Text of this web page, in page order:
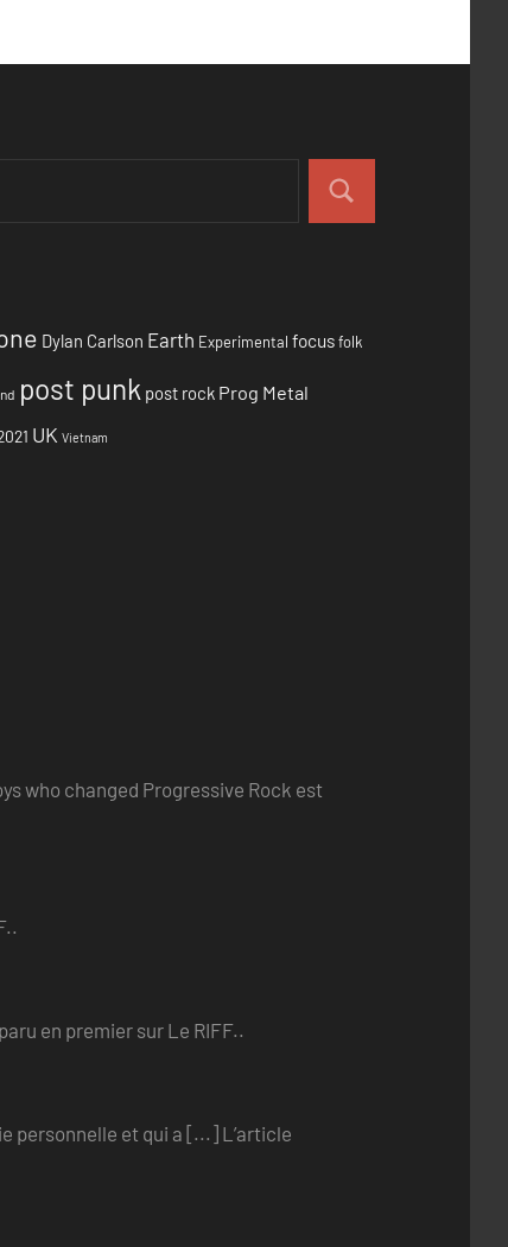
Dylan Carlson Earth Experimental focusfolk
post punk post rock Prog Metal
UK Vietnam
who changed Progressive Rock est
en premier sur Le RIFF..
personnelle et qui a [...] L’article